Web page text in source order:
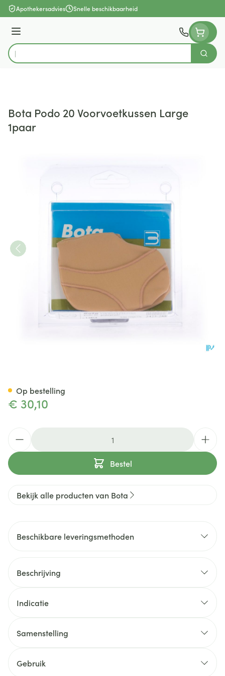
Ga naar de inhoud
Apothekersadvies Snelle beschikbaarheid
Menu
Product, merk, categorie...
Zoek
Bota Podo 20 Voorvoetkussen Large
1paar
€ 30,10
Bestel
Op bestelling
Bekijk alle producten van Bota
Beschikbare leveringsmethoden
Beschrijving
Indicatie
Samenstelling
Gebruik